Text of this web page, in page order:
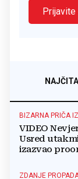
BIZARNA PRIČA
VIDEO
Usred
izazvao
ZDANJE